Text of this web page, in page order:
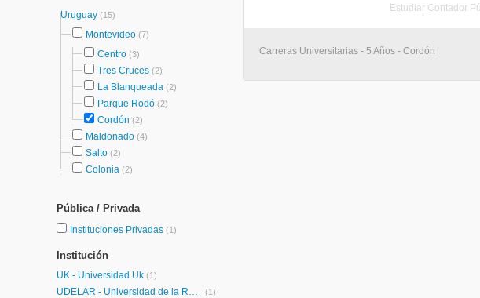
Uruguay (15)
Montevideo (7)
Centro (3)
Tres Cruces (2)
La Blanqueada (2)
Parque Rodó (2)
Cordón (2)
Maldonado (4)
Salto (2)
Colonia (2)
Pública / Privada
Instituciones Privadas (1)
Institución
UK - Universidad Uk (1)
UDELAR - Universidad de la República (1)
Estudiar Contador
Carreras Universitarias - 5 Años - Cordón